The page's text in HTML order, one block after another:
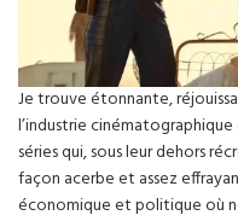
Je trouve étonnante,
l’industrie
séries qui, sous leur dehors
façon acerbe et assez
économique et politique où